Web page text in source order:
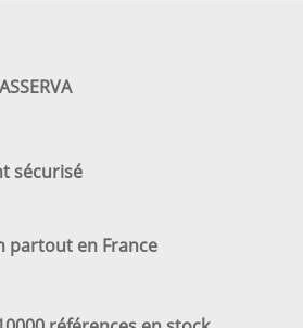
sécurisé
partout en France